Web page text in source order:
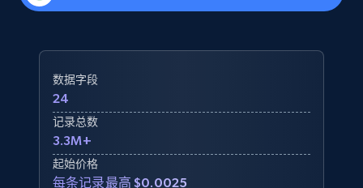
数据字段
24
记录总数
3.3M+
起始价格
每条记录最高 $0.0025